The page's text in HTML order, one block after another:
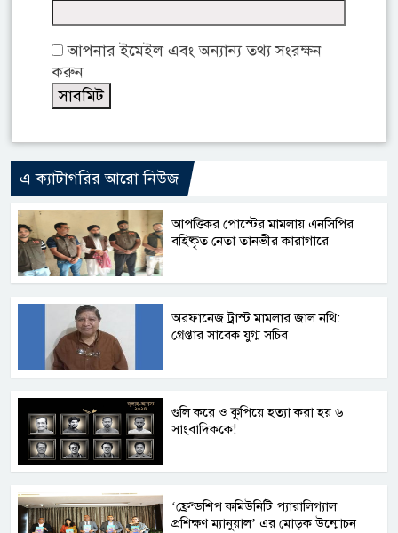
আপনার ইমেইল এবং অন্যান্য তথ্য সংরক্ষন
করুন
এ ক্যাটাগরির আরো নিউজ
আপত্তিকর পোস্টের মামলায় এনসিপির
বহিষ্কৃত নেতা তানভীর কারাগারে
অরফানেজ ট্রাস্ট মামলার জাল নথি:
গ্রেপ্তার সাবেক যুগ্ম সচিব
গুলি করে ও কুপিয়ে হত্যা করা হয় ৬
সাংবাদিককে!
‘ফ্রেন্ডশিপ কমিউনিটি প্যারালিগ্যাল
প্রশিক্ষণ ম্যানুয়াল’ এর মোড়ক উন্মোচন